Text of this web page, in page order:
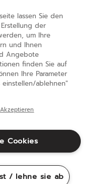
Cookies
lassen Sie den
der
um Ihre
und Ihnen
Angebote
finden Sie auf
Ihre Parameter
ablehnen"
Cookies
/ lehne sie ab